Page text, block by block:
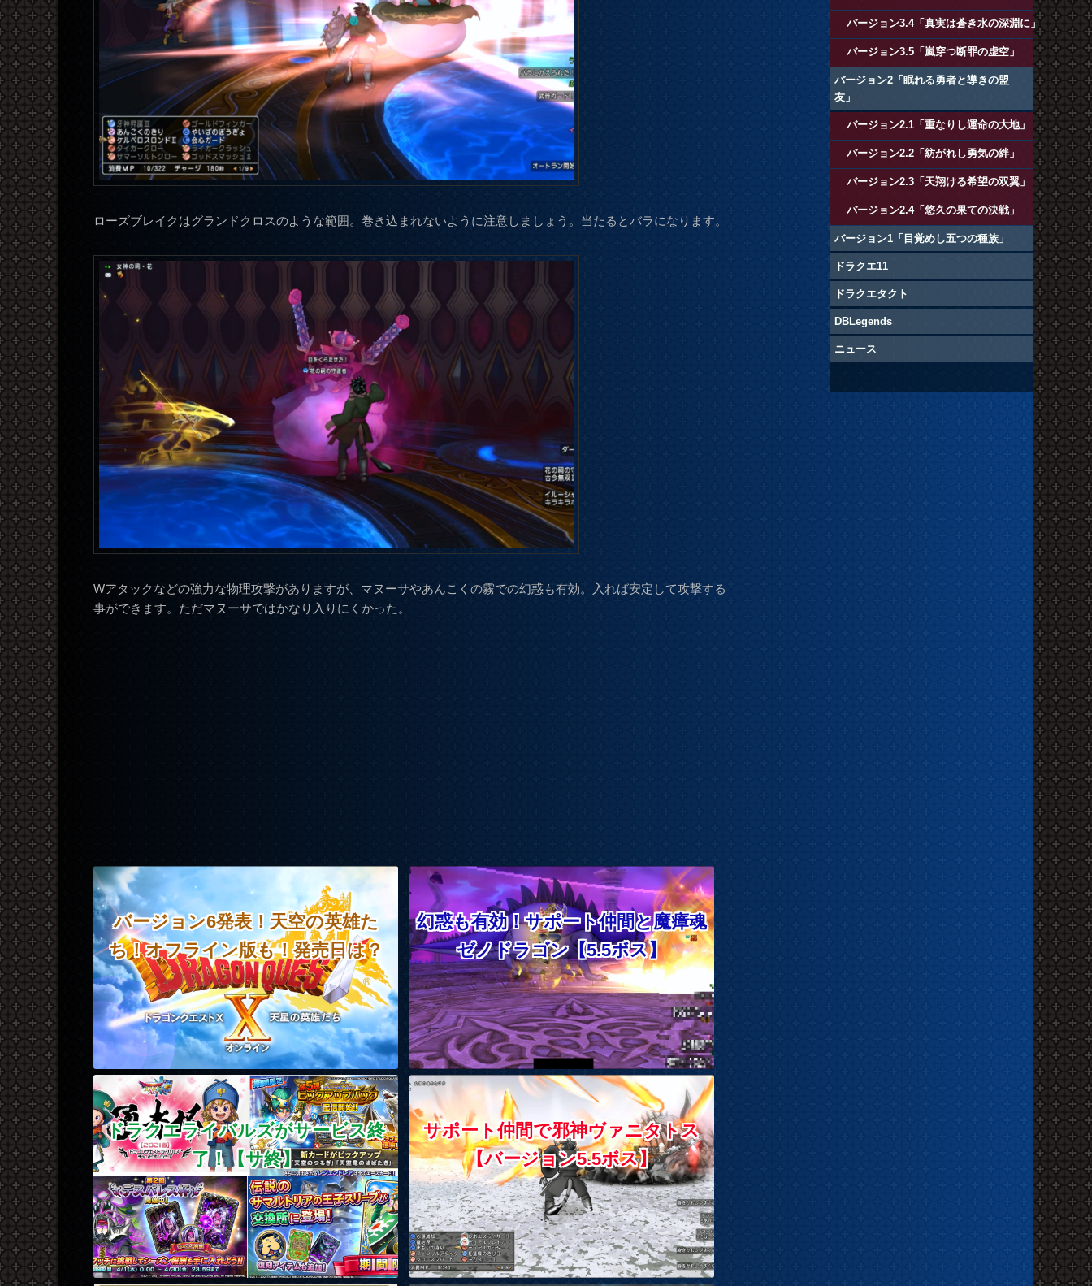
ローズブレイクはグランドクロスのような範囲。巻き込まれないように注意しましょう。当たるとバラになります。
Wアタックなどの強力な物理攻撃がありますが、マヌーサやあんこくの霧での幻惑も有効。入れば安定して攻撃する
事ができます。ただマヌーサではかなり入りにくかった。
バージョン6発表！天空の英雄た
ち！オフライン版も！発売日は？
幻惑も有効！サポート仲間と魔瘴魂
ゼノドラゴン【5.5ボス】
ドラクエライバルズがサービス終
了！【サ終】
サポート仲間で邪神ヴァニタトス
【バージョン5.5ボス】
バージョン3.4「真実は蒼き水の深淵に」
バージョン3.5「嵐穿つ断罪の虚空」
バージョン2「眠れる勇者と導きの盟
友」
バージョン2.1「重なりし運命の大地」
バージョン2.2「紡がれし勇気の絆」
バージョン2.3「天翔ける希望の双翼」
バージョン2.4「悠久の果ての決戦」
バージョン1「目覚めし五つの種族」
ドラクエ11
ドラクエタクト
DBLegends
ニュース